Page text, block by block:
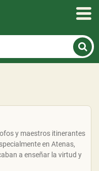
y maestros itinerantes
en Atenas,
a enseñar la virtud y